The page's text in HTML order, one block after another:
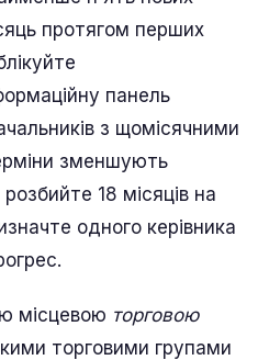
протягом перших
панель
з щомісячними
зменшують
18 місяців на
одного керівника
місцевою торговою
торговими групами